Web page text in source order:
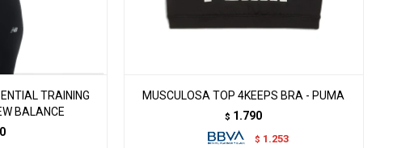
TRAINING
BALANCE
MUSCULOSA TOP 4KEEPS BRA - PUMA
$ 1.790
$ 1.253